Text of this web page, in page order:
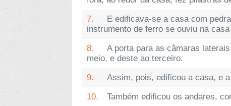
7.
E edificava-se a casa com
instrumento de ferro se ouviu na
8.
A porta para as câmaras
meio, e deste ao terceiro.
9.
Assim, pois, edificou a casa, e
10.
Também edificou os andares,